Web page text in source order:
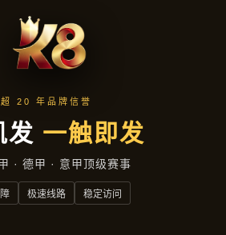
聚焦企业
首页 聚焦企业